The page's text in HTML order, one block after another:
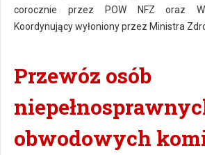
corocznie przez POW NFZ oraz
Koordynujący wyłoniony przez Ministra
Przewóz osób
obwodowych